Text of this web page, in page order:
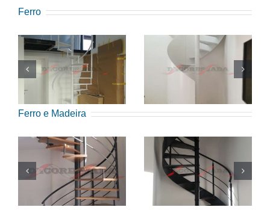
Ferro
Ferro e Madeira